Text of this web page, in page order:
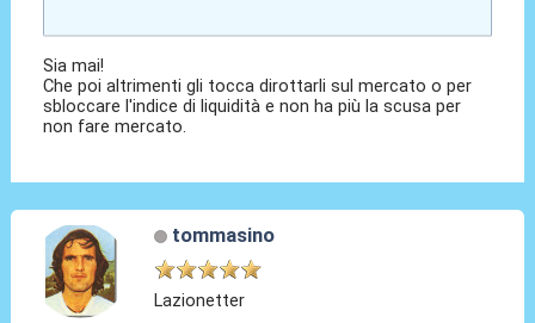
Sia mai!
Che poi altrimenti gli tocca dirottarli sul mercato o per
sbloccare l'indice di liquidità e non ha più la scusa per
non fare mercato.
tommasino
Lazionetter